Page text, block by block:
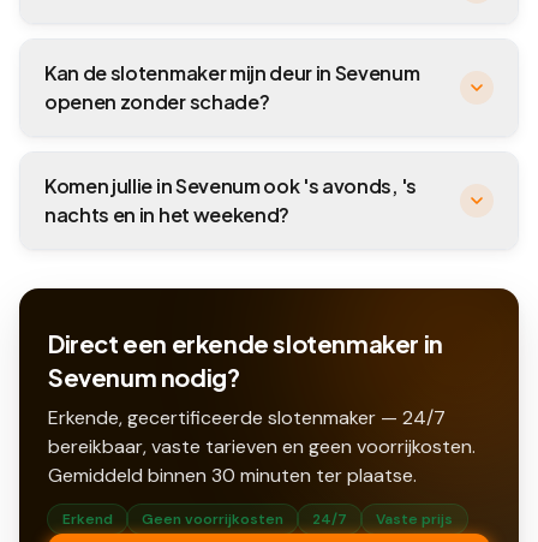
Kan de slotenmaker mijn deur in Sevenum
openen zonder schade?
Komen jullie in Sevenum ook 's avonds, 's
nachts en in het weekend?
Direct een erkende slotenmaker in
Sevenum nodig?
Erkende, gecertificeerde slotenmaker — 24/7
bereikbaar, vaste tarieven en geen voorrijkosten.
Gemiddeld binnen 30 minuten ter plaatse.
Erkend Geen voorrijkosten 24/7 Vaste prijs